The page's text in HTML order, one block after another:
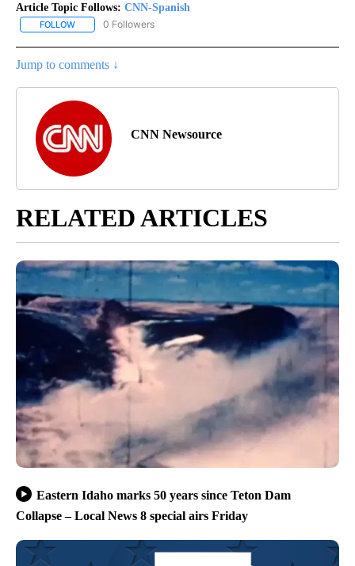
Article Topic Follows: CNN-Spanish
FOLLOW FOLLOW "CNN-SPANISH" TO RECEIVE NOTIFICATIONS ABOUT
0 Followers
Jump to comments ↓
CNN Newsource
RELATED ARTICLES
Eastern Idaho marks 50 years since Teton Dam
Collapse – Local News 8 special airs Friday